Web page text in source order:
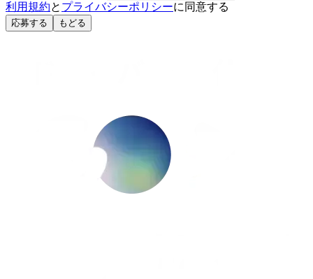
利用規約と プライバシーポリシーに同意する
応募する もどる